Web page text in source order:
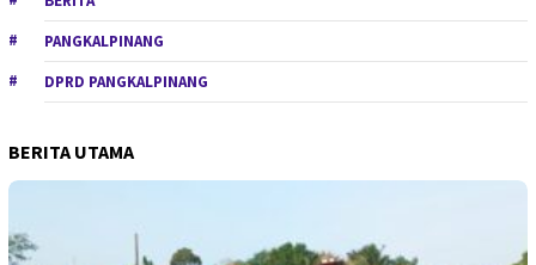
PANGKALPINANG
DPRD PANGKALPINANG
BERITA UTAMA